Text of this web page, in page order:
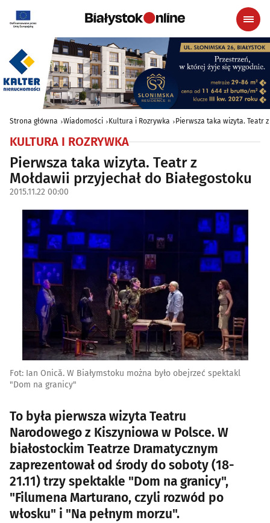
Strona główna Wiadomości Kultura i Rozrywka Pierwsza taka wizyta. Teatr
KULTURA I ROZRYWKA
Pierwsza taka wizyta. Teatr z
Mołdawii przyjechał do Białegostoku
2015.11.22 00:00
Fot: Ian Onicǎ. W Białymstoku można było obejrzeć spektakl
"Dom na granicy"
To była pierwsza wizyta Teatru
Narodowego z Kiszyniowa w Polsce. W
białostockim Teatrze Dramatycznym
zaprezentował od środy do soboty (18-
21.11) trzy spektakle "Dom na granicy",
"Filumena Marturano, czyli rozwód po
włosku" i "Na pełnym morzu".